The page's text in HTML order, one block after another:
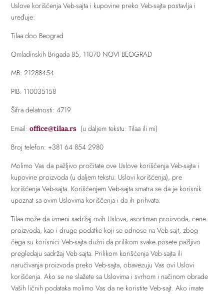
Uslove korišćenja Veb-sajta i kupovine preko Veb-sajta postavlja i
uređuje:
Tilaa doo Beograd
Omladinskih Brigada 85, 11070 NOVI BEOGRAD
MB: 21288454
PIB: 110035158
Šifra delatnosti: 4719
Email:office@tilaa.rs (u daljem tekstu: Tilaa ili mi)
Broj telefon: +381 64 854 2980
Molimo Vas da pažljivo pročitate ove Uslove korišćenja Veb-sajta i
kupovine proizvoda (u daljem tekstu: Uslovi korišćenja), pre
korišćenja Veb-sajta. Korišćenjem Veb-sajta smatra se da je korisnik
upoznat sa ovim Uslovima koriščenja i da ih prihvata.
Tilaa može da izmeni sadržaj ovih Uslova, asortiman proizvoda, cene
proizvoda, kao i druge podatke koji se odnose na Veb-sajt, zbog
čega su korisnici Veb-sajta dužni da prilikom svake posete pažljivo
pregledaju sadržaj Veb-sajta. Prilikom korišćenja Veb-sajta ili
naručivanja proizvoda preko Veb-sajta, obavezuju Vas ovi Uslovi
korišćenja. Ako se ne slažete sa Uslovima i svrhom i načinom obrade
Vaših ličnih podataka molimo Vas da ne koristite Veb-sajt. Ako imate